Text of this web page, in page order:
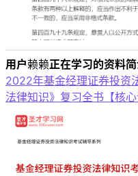
用户赖赖正在学习的资料
2022年基金经理证券投资
法律知识》复习全书【核心